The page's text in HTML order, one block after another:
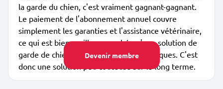
Devenir membre
la garde du chien, c'est vraiment gagnant-gagnant.
Le paiement de l'abonnement annuel couvre
simplement les garanties et l'assistance vétérinaire,
ce qui est bien meilleur marché qu'une solution de
garde de chien par des dog sitters classiques. C'est
donc une solution peu coûteuse sur le long terme.